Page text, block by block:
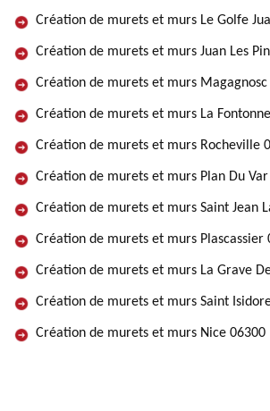
Création de murets et murs Le Golfe
Création de murets et murs Juan Les
Création de murets et murs Magagnosc
Création de murets et murs La
Création de murets et murs Rocheville
Création de murets et murs Plan Du
Création de murets et murs Saint Jean
Création de murets et murs Plascassier
Création de murets et murs La Grave
Création de murets et murs Saint
Création de murets et murs Nice 06300